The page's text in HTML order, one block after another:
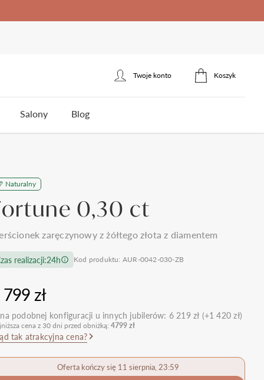
Twoje konto Koszyk
jednokamieniowe
trójkamieniowe
organiczny
klasyczne
obrączkowe
dostawki
Zobacz wszystkie >
do 2000zł
do 5000zł
>
klasyczne
nowoczesne
nietypowe
Obrączki Ślubne
Sprawdź bestsellery
zaręczynowy
Kontakt
Salony Blog
wesela i ślubu Polecane produkty
Naturalny
0,30 ct
zaręczynowy z żółtego złota z diamentem
realizacji:24h Kod produktu: AUR-0042-030-ZB
zł
podobnej konfiguracji u innych jubilerów: 6 219 zł (+1 420 zł)
cena z 30 dni przed obniżką: 4799 zł
tak atrakcyjna cena?
Oferta kończy się 11 sierpnia, 23:59